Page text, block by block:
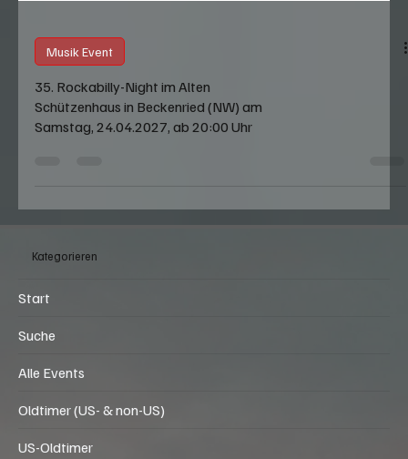
Musik Event
35. Rockabilly-Night im Alten
Schützenhaus in Beckenried (NW) am
Start
Suche
Alle Events
Oldtimer (US- & non-US)